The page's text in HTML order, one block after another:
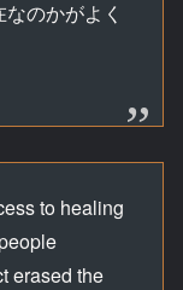
のかがよく
to healing
erased the